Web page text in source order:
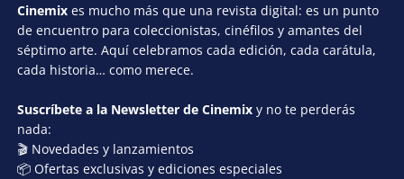
Cinemix es mucho más que una revista digital: es un punto
de encuentro para coleccionistas, cinéfilos y amantes del
séptimo arte. Aquí celebramos cada edición, cada carátula,
cada historia… como merece.
Suscríbete a la Newsletter de Cinemix y no te perderás
nada:
🎬 Novedades y lanzamientos
📦 Ofertas exclusivas y ediciones especiales